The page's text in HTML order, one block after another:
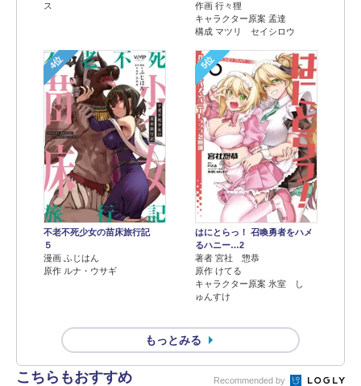
ス
作画 行々狸
キャラクター原案 孟達
構成 マツリ セイシロウ
4位
不老不死少女の苗床旅行記
５
漫画 ふじはん
原作 ルナ・ウサギ
5位
はにとらっ！ 召喚勇者をハメ
るハニー…2
著者 宮社 惣恭
原作 けてる
キャラクター原案 氷室 し
ゅんすけ
もっとみる
こちらもおすすめ Recommended by